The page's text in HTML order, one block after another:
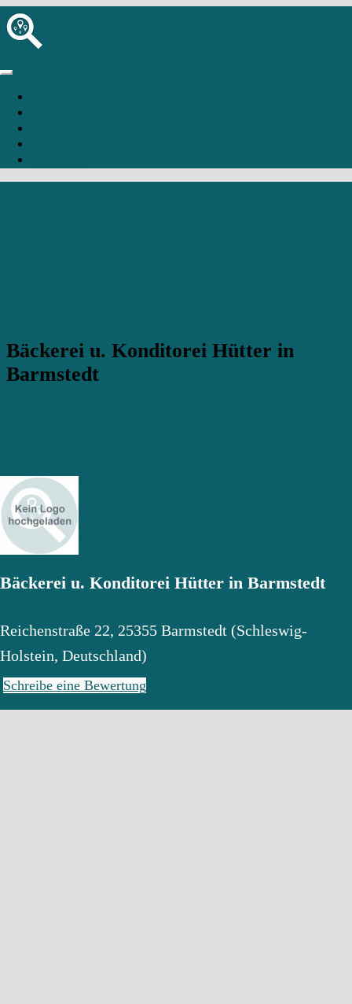
Bäckerei u. Konditorei Hütter in
Barmstedt
Bäckerei u. Konditorei Hütter in Barmstedt
Reichenstraße 22, 25355 Barmstedt (Schleswig-
Holstein, Deutschland)
Schreibe eine Bewertung